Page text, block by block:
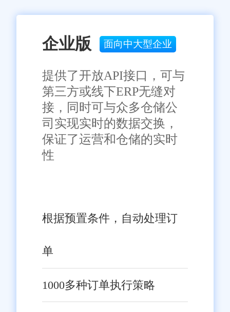
明及详细不实或侵权情况证明，我们将尽快处理。
企业版 面向中大型企业
提供了开放API接口，可与
第三方或线下ERP无缝对
接，同时可与众多仓储公
司实现实时的数据交换，
保证了运营和仓储的实时
性
根据预置条件，自动处理订
单
1000多种订单执行策略